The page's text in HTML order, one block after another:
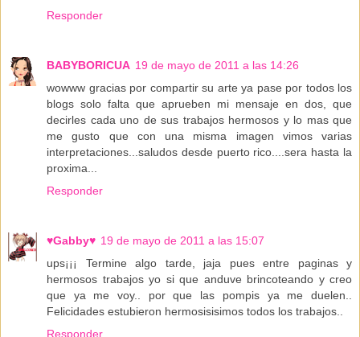
Responder
BABYBORICUA 19 de mayo de 2011 a las 14:26
wowww gracias por compartir su arte ya pase por todos los
blogs solo falta que aprueben mi mensaje en dos, que
decirles cada uno de sus trabajos hermosos y lo mas que
me gusto que con una misma imagen vimos varias
interpretaciones...saludos desde puerto rico....sera hasta la
proxima...
Responder
♥Gabby♥ 19 de mayo de 2011 a las 15:07
ups¡¡¡ Termine algo tarde, jaja pues entre paginas y
hermosos trabajos yo si que anduve brincoteando y creo
que ya me voy.. por que las pompis ya me duelen..
Felicidades estubieron hermosisisimos todos los trabajos..
Responder